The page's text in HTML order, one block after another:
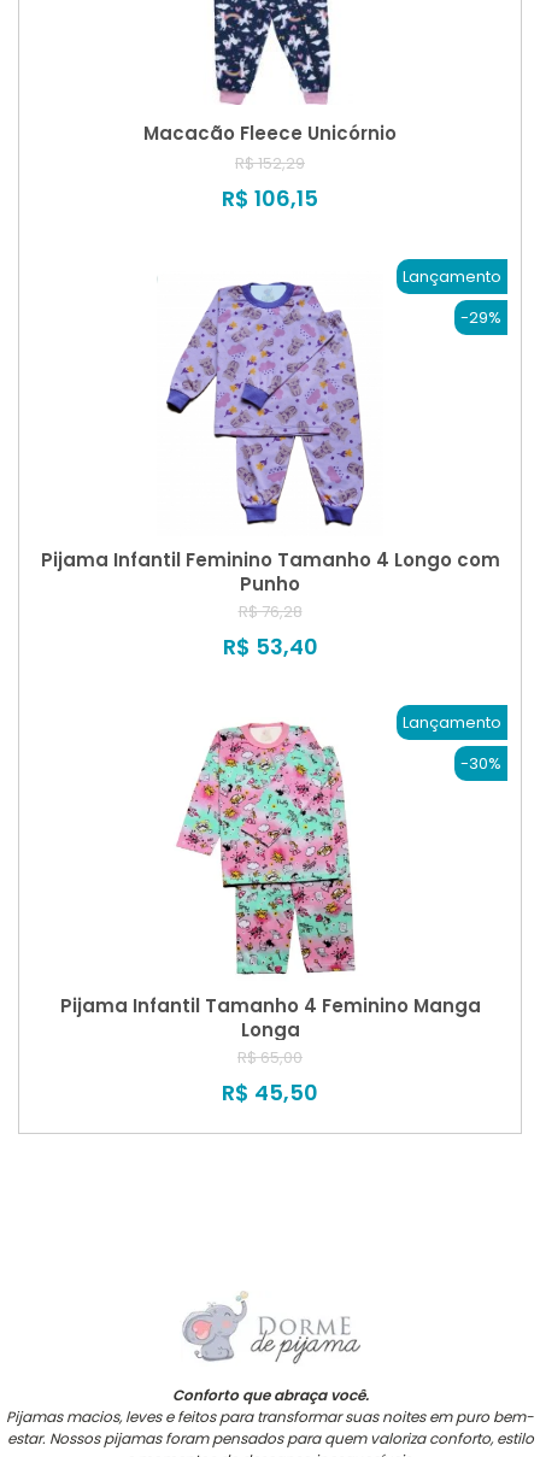
Macacão Fleece Unicórnio
R$ 152,29
R$ 106,15
Lançamento
-29%
Pijama Infantil Feminino Tamanho 4 Longo com
Punho
R$ 76,28
R$ 53,40
Lançamento
-30%
Pijama Infantil Tamanho 4 Feminino Manga
Longa
R$ 65,00
R$ 45,50
Conforto que abraça você.
Pijamas macios, leves e feitos para transformar suas noites em puro bem-
estar. Nossos pijamas foram pensados para quem valoriza conforto, estilo